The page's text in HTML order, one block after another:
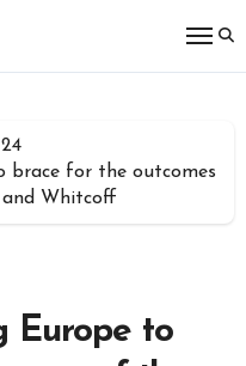
24
brace for the outcomes
Whitcoff
Europe to